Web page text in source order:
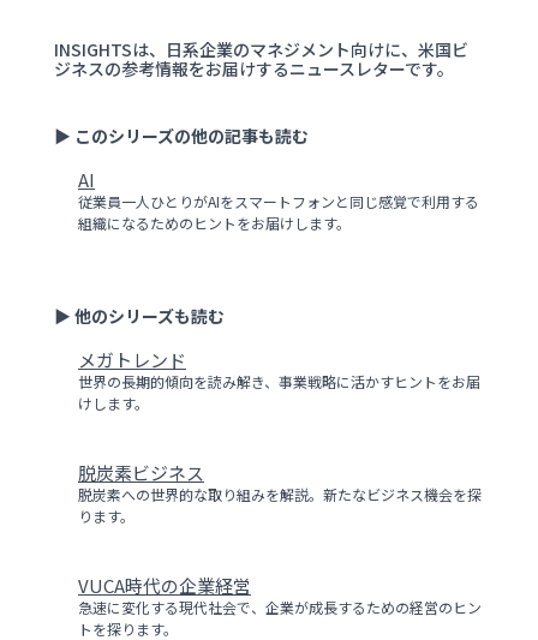
INSIGHTSは、日系企業のマネジメント向けに、米国ビ
ジネスの参考情報をお届けするニュースレターです。
▶ このシリーズの他の記事も読む
AI
従業員一人ひとりがAIをスマートフォンと同じ感覚で利用する
組織になるためのヒントをお届けします。
▶ 他のシリーズも読む
メガトレンド
世界の長期的傾向を読み解き、事業戦略に活かすヒントをお届
けします。
脱炭素ビジネス
脱炭素への世界的な取り組みを解説。新たなビジネス機会を探
ります。
VUCA時代の企業経営
急速に変化する現代社会で、企業が成長するための経営のヒン
トを探ります。